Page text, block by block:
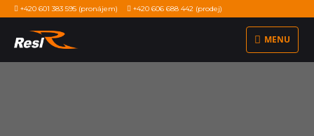
+420 601 383 595 (pronájem) +420 606 688 442 (prodej)
MENU